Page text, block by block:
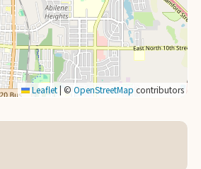
Leaflet ©OpenStreetMap contributors